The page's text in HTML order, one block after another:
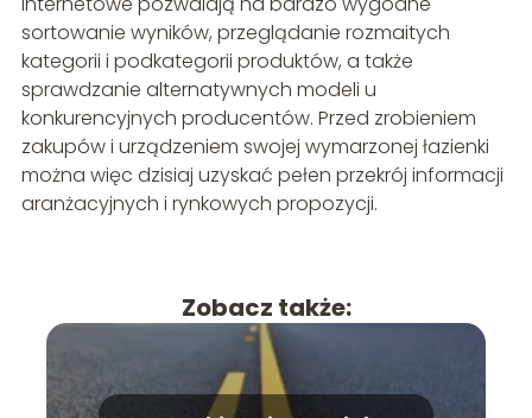
sortowanie wyników, przeglądanie rozmaitych
kategorii i podkategorii produktów, a także
sprawdzanie alternatywnych modeli u
konkurencyjnych producentów. Przed zrobieniem
zakupów i urządzeniem swojej wymarzonej łazienki
można więc dzisiaj uzyskać pełen przekrój informacji
aranżacyjnych i rynkowych propozycji.
Zobacz także: